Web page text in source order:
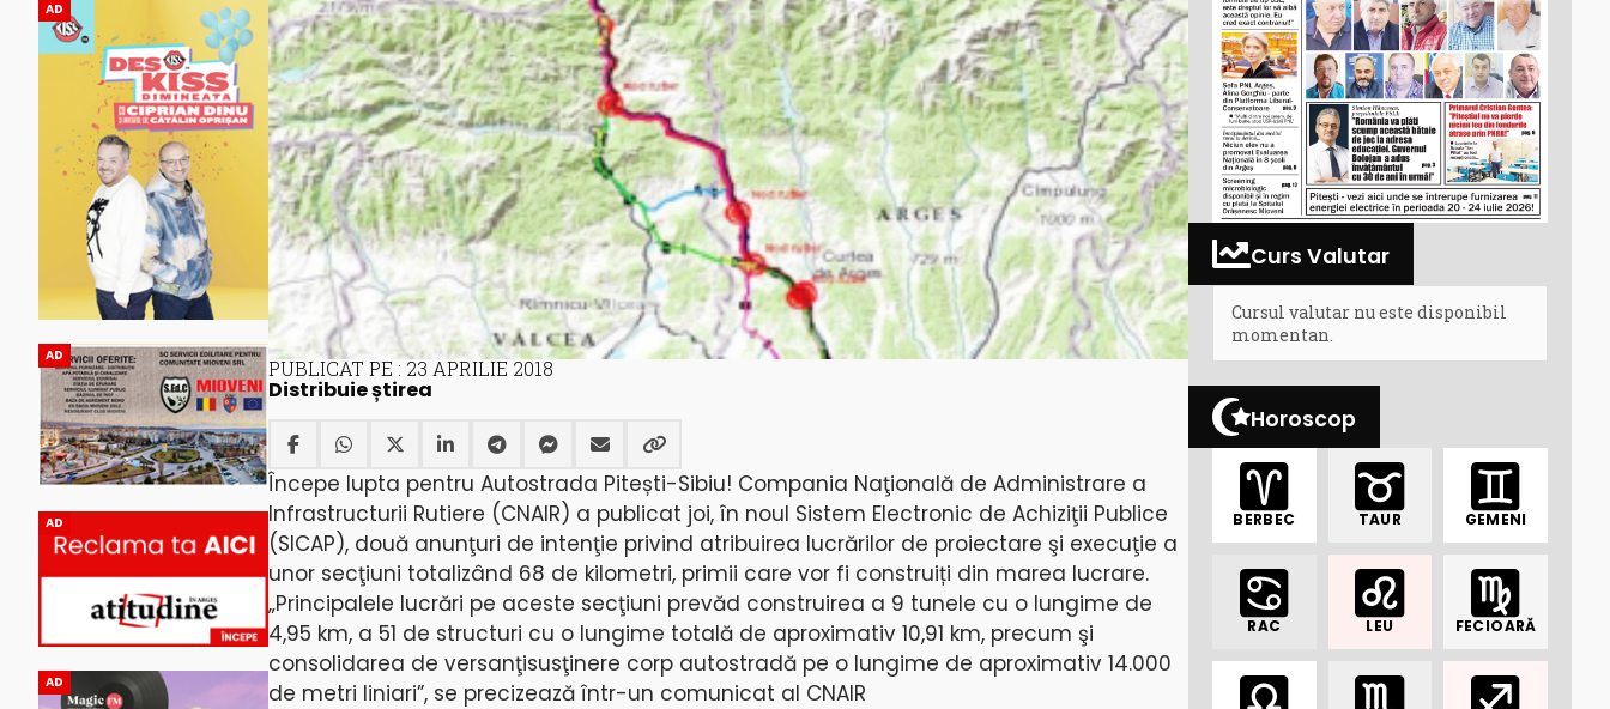
AD
AD
AD
AD
PUBLICAT PE : 23 APRILIE 2018
Distribuie știrea
Începe lupta pentru Autostrada Pitești-Sibiu! Compania Naţională de Administrare a
Infrastructurii Rutiere (CNAIR) a publicat joi, în noul Sistem Electronic de Achiziţii Publice
(SICAP), două anunţuri de intenţie privind atribuirea lucrărilor de proiectare şi execuţie a
unor secţiuni totalizând 68 de kilometri, primii care vor fi construiți din marea lucrare.
„Principalele lucrări pe aceste secţiuni prevăd construirea a 9 tunele cu o lungime de
4,95 km, a 51 de structuri cu o lungime totală de aproximativ 10,91 km, precum şi
consolidarea de versanţisusţinere corp autostradă pe o lungime de aproximativ 14.000
de metri liniari”, se precizează într-un comunicat al CNAIR
Curs Valutar
Cursul valutar nu este disponibil
momentan.
Horoscop
BERBEC TAUR GEMENI
RAC LEU FECIOARĂ